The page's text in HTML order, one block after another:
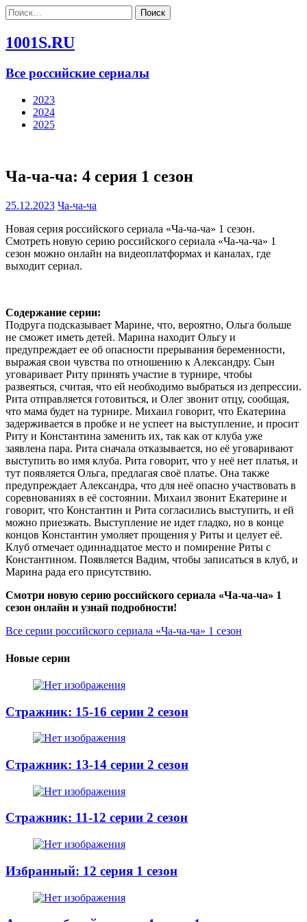
Найти:
1001S.RU
Все российские сериалы
2023
2024
2025
Ча-ча-ча: 4 серия 1 сезон
25.12.2023 Ча-ча-ча
Новая серия российского сериала «Ча-ча-ча» 1 сезон.
Смотреть новую серию российского сериала «Ча-ча-ча» 1
сезон можно онлайн на видеоплатформах и каналах, где
выходит сериал.
Содержание серии:
Подруга подсказывает Марине, что, вероятно, Ольга больше
не сможет иметь детей. Марина находит Ольгу и
предупреждает ее об опасности прерывания беременности,
выражая свои чувства по отношению к Александру. Сын
уговаривает Риту принять участие в турнире, чтобы
развеяться, считая, что ей необходимо выбраться из депрессии.
Рита отправляется готовиться, и Олег звонит отцу, сообщая,
что мама будет на турнире. Михаил говорит, что Екатерина
задерживается в пробке и не успеет на выступление, и просит
Риту и Константина заменить их, так как от клуба уже
заявлена пара. Рита сначала отказывается, но её уговаривают
выступить во имя клуба. Рита говорит, что у неё нет платья, и
тут появляется Ольга, предлагая своё платье. Она также
предупреждает Александра, что для неё опасно участвовать в
соревнованиях в её состоянии. Михаил звонит Екатерине и
говорит, что Константин и Рита согласились выступить, и ей
можно приезжать. Выступление не идет гладко, но в конце
концов Константин умоляет прощения у Риты и целует её.
Клуб отмечает одиннадцатое место и помирение Риты с
Константином. Появляется Вадим, чтобы записаться в клуб, и
Марина рада его присутствию.
Смотри новую серию российского сериала «Ча-ча-ча» 1
сезон онлайн и узнай подробности!
Все серии российского сериала «Ча-ча-ча» 1 сезон
Новые серии
Стражник: 15-16 серии 2 сезон
Стражник: 13-14 серии 2 сезон
Стражник: 11-12 серии 2 сезон
Избранный: 12 серия 1 сезон